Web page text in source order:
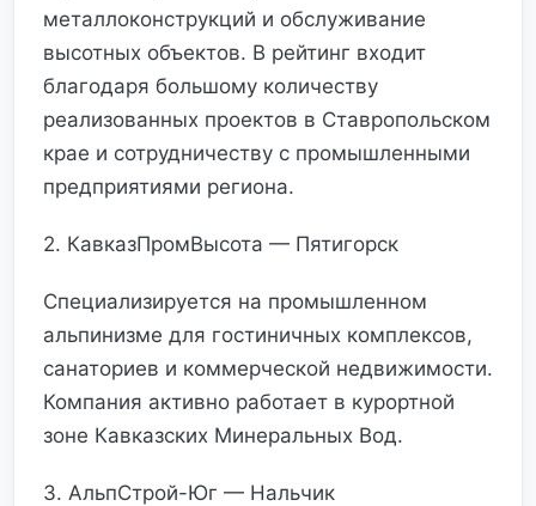
металлоконструкций и обслуживание
высотных объектов. В рейтинг входит
благодаря большому количеству
реализованных проектов в Ставропольском
крае и сотрудничеству с промышленными
предприятиями региона.
2. КавказПромВысота — Пятигорск
Специализируется на промышленном
альпинизме для гостиничных комплексов,
санаториев и коммерческой недвижимости.
Компания активно работает в курортной
зоне Кавказских Минеральных Вод.
3. АльпСтрой-Юг — Нальчик